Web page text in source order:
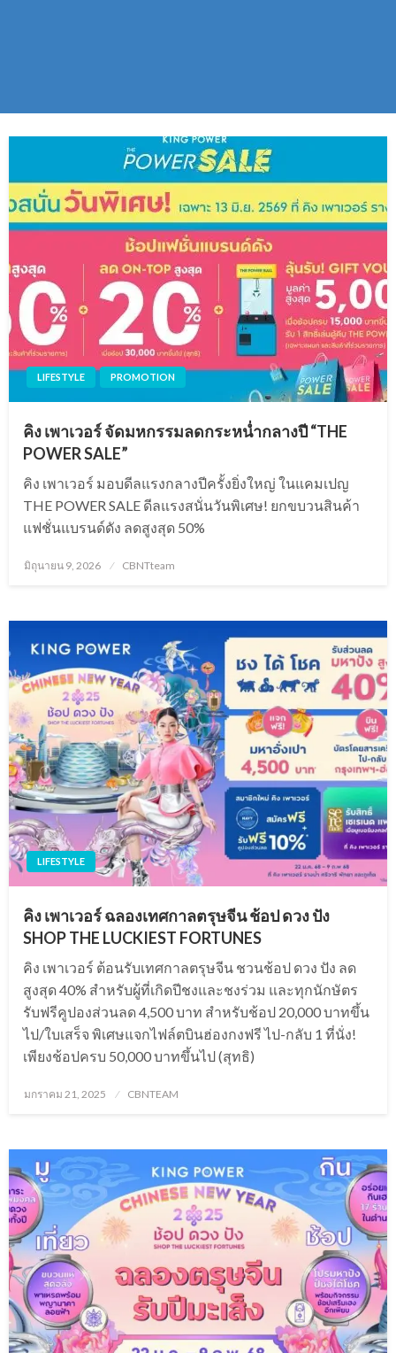
LIFESTYLE PROMOTION
คิง เพาเวอร์ จัดมหกรรมลดกระหน่ำกลางปี “THE
POWER SALE”
คิง เพาเวอร์ มอบดีลแรงกลางปีครั้งยิ่งใหญ่ ในแคมเปญ
THE POWER SALE ดีลแรงสนั่นวันพิเศษ! ยกขบวนสินค้า
แฟชั่นแบรนด์ดัง ลดสูงสุด 50%
Posted
on
มิถุนายน 9, 2026 CBNTteam
LIFESTYLE
คิง เพาเวอร์ ฉลองเทศกาลตรุษจีน ช้อป ดวง ปัง
SHOP THE LUCKIEST FORTUNES
คิง เพาเวอร์ ต้อนรับเทศกาลตรุษจีน ชวนช้อป ดวง ปัง ลด
สูงสุด 40% สำหรับผู้ที่เกิดปีชงและชงร่วม และทุกนักษัตร
รับฟรีคูปองส่วนลด 4,500 บาท สำหรับช้อป 20,000 บาทขึ้น
ไป/ใบเสร็จ พิเศษแจกไฟล์ตบินฮ่องกงฟรี ไป-กลับ 1 ที่นั่ง!
เพียงช้อปครบ 50,000 บาทขึ้นไป (สุทธิ)
Posted
มกราคม 21, 2025 CBNTEAM